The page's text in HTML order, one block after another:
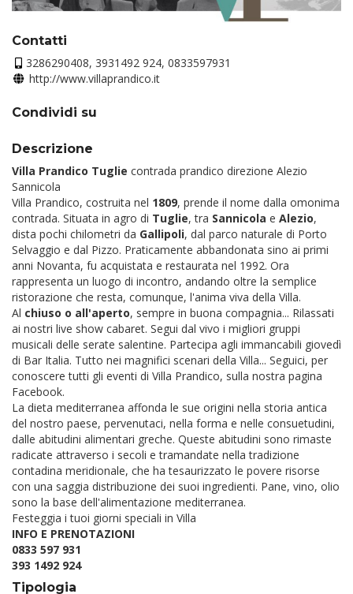
Contatti
3286290408, 3931492 924, 0833597931
http://www.villaprandico.it
Condividi su
Descrizione
Villa Prandico Tuglie contrada prandico direzione Alezio
Sannicola
Villa Prandico, costruita nel 1809, prende il nome dalla omonima
contrada. Situata in agro di Tuglie, tra Sannicola e Alezio,
dista pochi chilometri da Gallipoli, dal parco naturale di Porto
Selvaggio e dal Pizzo. Praticamente abbandonata sino ai primi
anni Novanta, fu acquistata e restaurata nel 1992. Ora
rappresenta un luogo di incontro, andando oltre la semplice
ristorazione che resta, comunque, l'anima viva della Villa.
Al chiuso o all'aperto, sempre in buona compagnia... Rilassati
ai nostri live show cabaret. Segui dal vivo i migliori gruppi
musicali delle serate salentine. Partecipa agli immancabili giovedì
di Bar Italia. Tutto nei magnifici scenari della Villa... Seguici, per
conoscere tutti gli eventi di Villa Prandico, sulla nostra pagina
Facebook.
La dieta mediterranea affonda le sue origini nella storia antica
del nostro paese, pervenutaci, nella forma e nelle consuetudini,
dalle abitudini alimentari greche. Queste abitudini sono rimaste
radicate attraverso i secoli e tramandate nella tradizione
contadina meridionale, che ha tesaurizzato le povere risorse
con una saggia distribuzione dei suoi ingredienti. Pane, vino, olio
sono la base dell'alimentazione mediterranea.
Festeggia i tuoi giorni speciali in Villa
INFO E PRENOTAZIONI
0833 597 931
393 1492 924
Tipologia